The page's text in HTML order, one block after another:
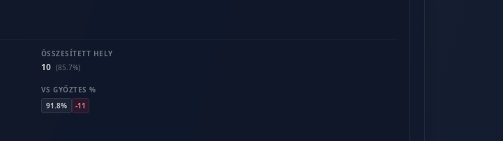
ÖSSZESÍTETT HELY
10 (85.7%)
VS GYŐZTES %
91.8%
-11